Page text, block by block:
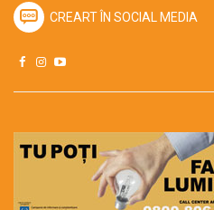
CREART ÎN SOCIAL MEDIA